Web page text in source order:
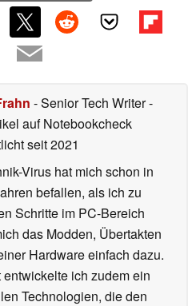
- Senior Tech Writer-
auf Notebookcheck
seit 2021
Virus hat mich schon in
befallen, als ich zu
Schritte im PC-Bereich
das Modden, Übertakten
Hardware einfach dazu.
ich zudem ein
Technologien, die den